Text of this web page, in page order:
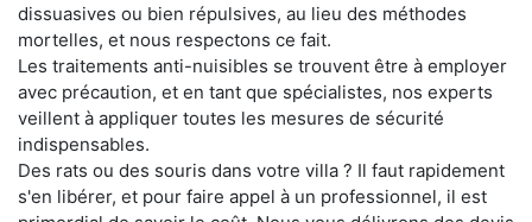
dissuasives ou bien répulsives, au lieu des méthodes
mortelles, et nous respectons ce fait.
Les traitements anti-nuisibles se trouvent être à employer
avec précaution, et en tant que spécialistes, nos experts
veillent à appliquer toutes les mesures de sécurité
indispensables.
Des rats ou des souris dans votre villa ? Il faut rapidement
s'en libérer, et pour faire appel à un professionnel, il est